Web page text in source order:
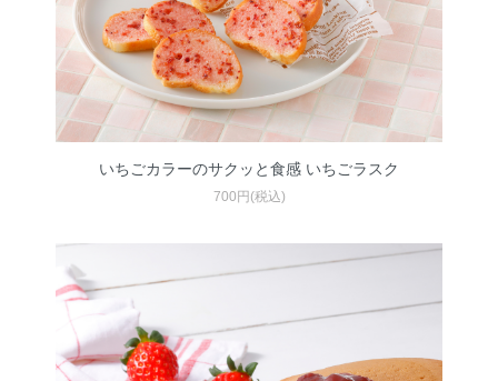
いちごカラーのサクッと食感 いちごラスク
700円(税込)